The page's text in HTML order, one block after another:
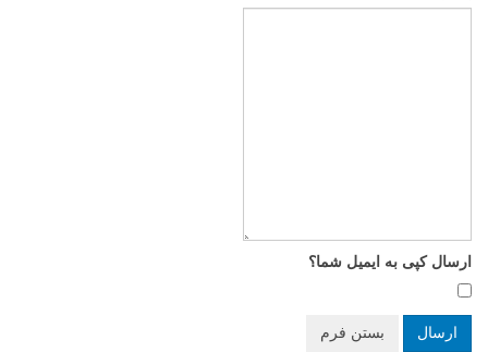
ارسال کپی به ایمیل شما؟
ارسال بستن فرم